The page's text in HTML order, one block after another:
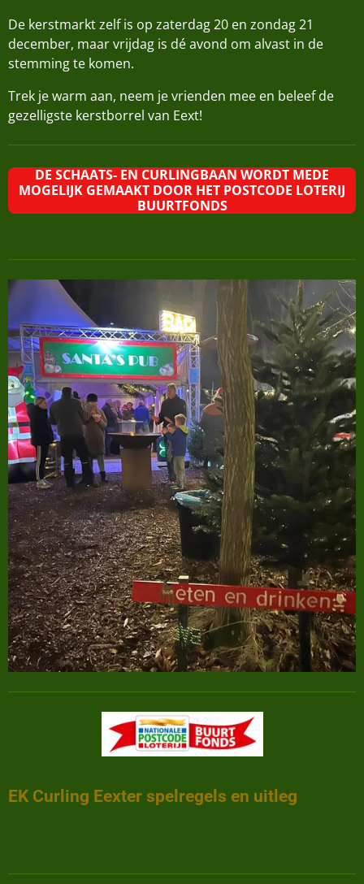
De kerstmarkt zelf is op zaterdag 20 en zondag 21
december, maar vrijdag is dé avond om alvast in de
stemming te komen.
Trek je warm aan, neem je vrienden mee en beleef de
gezelligste kerstborrel van Eext!
DE SCHAATS- EN CURLINGBAAN WORDT MEDE
MOGELIJK GEMAAKT DOOR HET POSTCODE LOTERIJ
BUURTFONDS
EK Curling Eexter spelregels en uitleg